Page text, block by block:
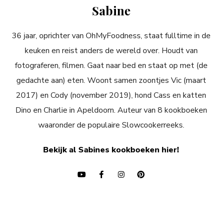
Sabine
36 jaar, oprichter van OhMyFoodness, staat fulltime in de
keuken en reist anders de wereld over. Houdt van
fotograferen, filmen. Gaat naar bed en staat op met (de
gedachte aan) eten. Woont samen zoontjes Vic (maart
2017) en Cody (november 2019), hond Cass en katten
Dino en Charlie in Apeldoorn. Auteur van 8 kookboeken
waaronder de populaire Slowcookerreeks.
Bekijk al Sabines kookboeken hier!